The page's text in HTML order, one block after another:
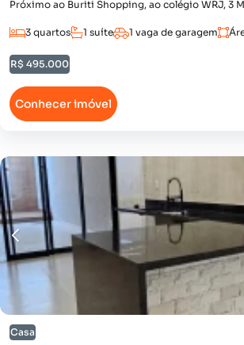
Próximo ao Buriti Shopping, ao colégio WRJ, 3
3 quartos 1 suíte 1 vaga de garagem
R$ 495.000
Conhecer imóvel
Casa